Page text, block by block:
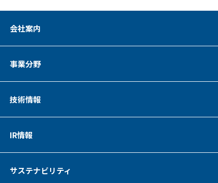
会社案内
事業分野
技術情報
IR情報
サステナビリティ